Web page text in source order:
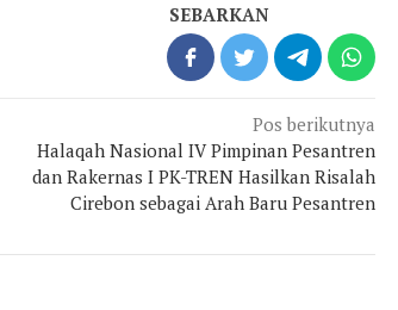
SEBARKAN
Pos berikutnya
Halaqah Nasional IV Pimpinan Pesantren
dan Rakernas I PK-TREN Hasilkan Risalah
Cirebon sebagai Arah Baru Pesantren